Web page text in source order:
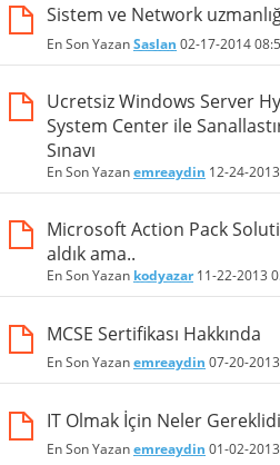
Sistem ve Network
En Son YazanSaslan 02-17-2014
Ucretsiz Windows Server
System Center ile
Sınavı
En Son Yazanemreaydin 12-24-2013
Microsoft Action Pack
aldık ama..
En Son Yazan kodyazar11-22-2013
MCSE Sertifikası Hakkında
En Son Yazanemreaydin 07-20-2013
IT Olmak İçin Neler
En Son Yazanemreaydin 01-02-2013